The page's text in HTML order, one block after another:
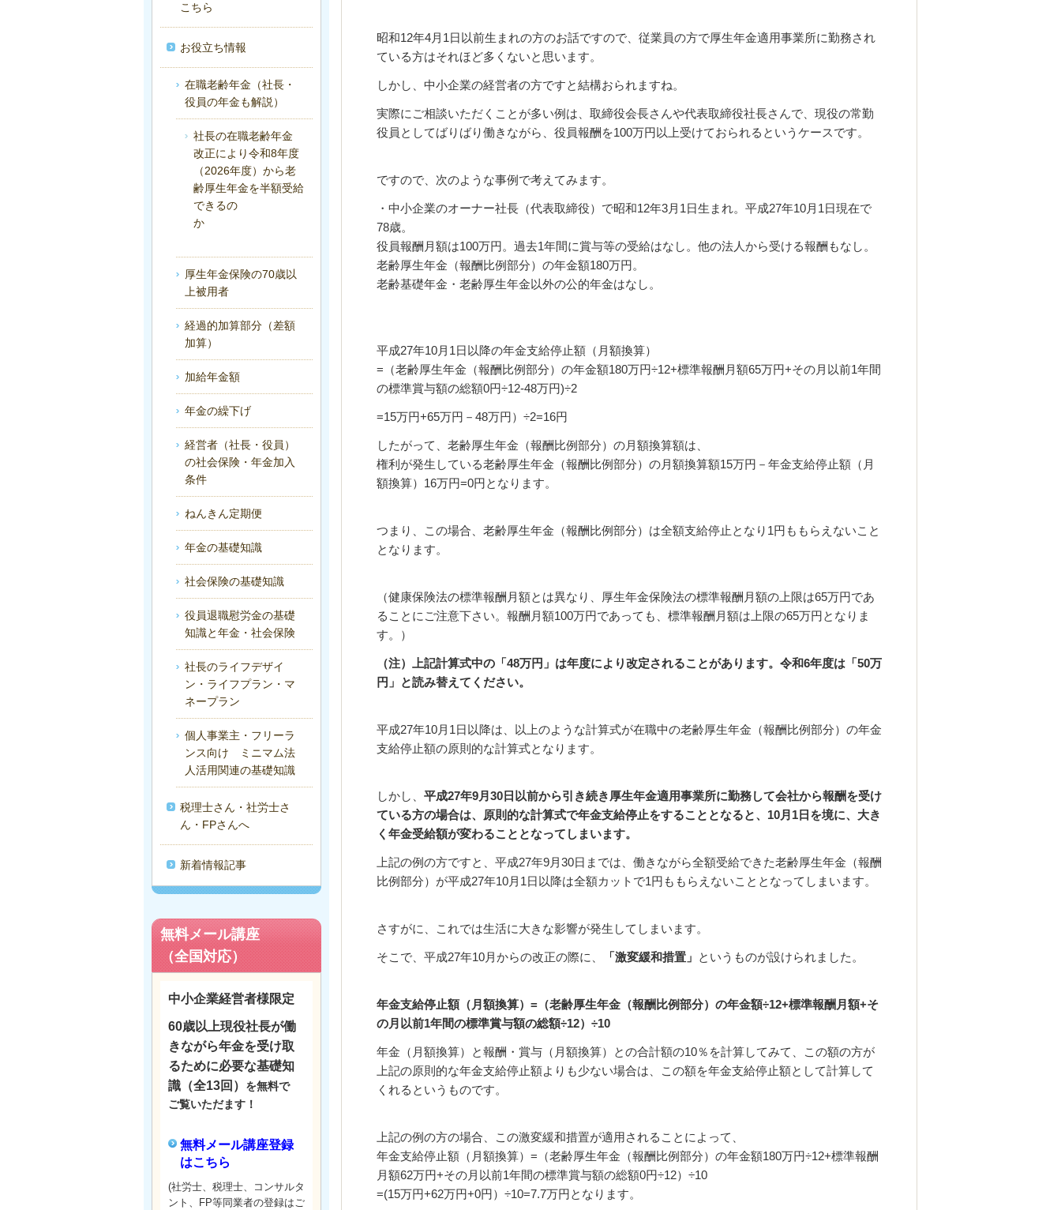
昭和12年4月1日以前生まれの方のお話ですので、従業員の方で厚生年金適用事業所に勤務され
ている方はそれほど多くないと思います。
しかし、中小企業の経営者の方ですと結構おられますね。
実際にご相談いただくことが多い例は、取締役会長さんや代表取締役社長さんで、現役の常勤
役員としてばりばり働きながら、役員報酬を100万円以上受けておられるというケースです。
ですので、次のような事例で考えてみます。
・中小企業のオーナー社長（代表取締役）で昭和12年3月1日生まれ。平成27年10月1日現在で
78歳。
役員報酬月額は100万円。過去1年間に賞与等の受給はなし。他の法人から受ける報酬もなし。
老齢厚生年金（報酬比例部分）の年金額180万円。
老齢基礎年金・老齢厚生年金以外の公的年金はなし。
平成27年10月1日以降の年金支給停止額（月額換算）
=（老齢厚生年金（報酬比例部分）の年金額180万円÷12+標準報酬月額65万円+その月以前1年間
の標準賞与額の総額0円÷12-48万円)÷2
=15万円+65万円－48万円）÷2=16円
したがって、老齢厚生年金（報酬比例部分）の月額換算額は、
権利が発生している老齢厚生年金（報酬比例部分）の月額換算額15万円－年金支給停止額（月
額換算）16万円=0円となります。
つまり、この場合、老齢厚生年金（報酬比例部分）は全額支給停止となり1円ももらえないこと
となります。
（健康保険法の標準報酬月額とは異なり、厚生年金保険法の標準報酬月額の上限は65万円であ
ることにご注意下さい。報酬月額100万円であっても、標準報酬月額は上限の65万円となりま
す。）
（注）上記計算式中の「48万円」は年度により改定されることがあります。令和6年度は「50万
円」と読み替えてください。
平成27年10月1日以降は、以上のような計算式が在職中の老齢厚生年金（報酬比例部分）の年金
支給停止額の原則的な計算式となります。
しかし、 平成27年9月30日以前から引き続き厚生年金適用事業所に勤務して会社から報酬を受け
ている方の場合は、原則的な計算式で年金支給停止をすることとなると、10月1日を境に、大き
く年金受給額が変わることとなってしまいます。
上記の例の方ですと、平成27年9月30日までは、働きながら全額受給できた老齢厚生年金（報酬
比例部分）が平成27年10月1日以降は全額カットで1円ももらえないこととなってしまいます。
さすがに、これでは生活に大きな影響が発生してしまいます。
そこで、平成27年10月からの改正の際に、 「激変緩和措置」 というものが設けられました。
年金支給停止額（月額換算）=（老齢厚生年金（報酬比例部分）の年金額÷12+標準報酬月額+そ
の月以前1年間の標準賞与額の総額÷12）÷10
年金（月額換算）と報酬・賞与（月額換算）との合計額の10％を計算してみて、この額の方が
上記の原則的な年金支給停止額よりも少ない場合は、この額を年金支給停止額として計算して
くれるというものです。
上記の例の方の場合、この激変緩和措置が適用されることによって、
年金支給停止額（月額換算）=（老齢厚生年金（報酬比例部分）の年金額180万円÷12+標準報酬
月額62万円+その月以前1年間の標準賞与額の総額0円÷12）÷10
=(15万円+62万円+0円）÷10=7.7万円となります。
こちら
お役立ち情報
在職老齢年金（社長・
役員の年金も解説）
社長の在職老齢年金
改正により令和8年度
（2026年度）から老
齢厚生年金を半額受給
できるの
か
厚生年金保険の70歳以
上被用者
経過的加算部分（差額
加算）
加給年金額
年金の繰下げ
経営者（社長・役員）
の社会保険・年金加入
条件
ねんきん定期便
年金の基礎知識
社会保険の基礎知識
役員退職慰労金の基礎
知識と年金・社会保険
社長のライフデザイ
ン・ライフプラン・マ
ネープラン
個人事業主・フリーラ
ンス向け ミニマム法
人活用関連の基礎知識
税理士さん・社労士さ
ん・FPさんへ
新着情報記事
無料メール講座
（全国対応）
中小企業経営者様限定
60歳以上現役社長が働
きながら年金を受け取
るために必要な基礎知
識（全13回） を無料で
ご覧いただます！
無料メール講座登録
はこちら
(社労士、税理士、コンサルタ
ント、FP等同業者の登録はご